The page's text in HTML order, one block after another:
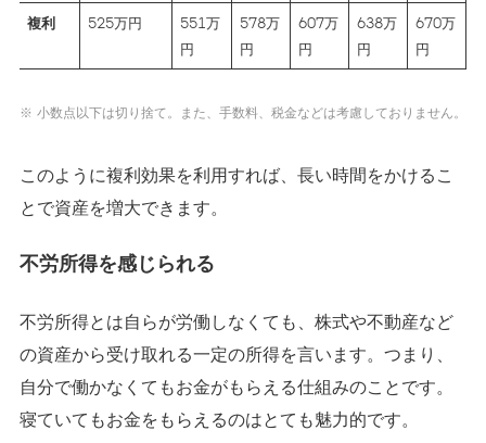
複利 525万円
551万
円
578万
円
607万
円
638万
円
670万
円
※ 小数点以下は切り捨て。また、手数料、税金などは考慮しておりません。
このように複利効果を利用すれば、長い時間をかけるこ
とで資産を増大できます。
不労所得を感じられる
不労所得とは自らが労働しなくても、株式や不動産など
の資産から受け取れる一定の所得を言います。つまり、
自分で働かなくてもお金がもらえる仕組みのことです。
寝ていてもお金をもらえるのはとても魅力的です。